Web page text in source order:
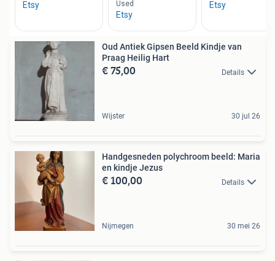
Oud Antiek Gipsen Beeld Kindje van
Praag Heilig Hart
€ 75,00 Details
Wijster 30 jul 26
Handgesneden polychroom beeld: Maria
en kindje Jezus
€ 100,00 Details
Nijmegen 30 mei 26